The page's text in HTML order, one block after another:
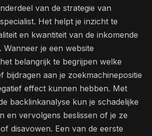
van de strategie van
Het helpt je inzicht te
en kwantiteit van de inkomende
Wanneer je een website
belangrijk te begrijpen welke
bijdragen aan je zoekmachinepositie
effect kunnen hebben. Met
backlinkanalyse kun je schadelijke
en vervolgens beslissen of je ze
disavowen. Een van de eerste